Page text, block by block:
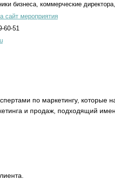
бизнеса, коммерческие
сайт мероприятия
60-51
по маркетингу, которые
и продаж, подходящий